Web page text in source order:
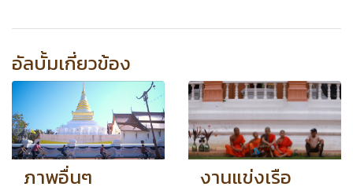
อัลบั้มเกี่ยวข้อง
ภาพอื่นๆ งานแข่งเรือ